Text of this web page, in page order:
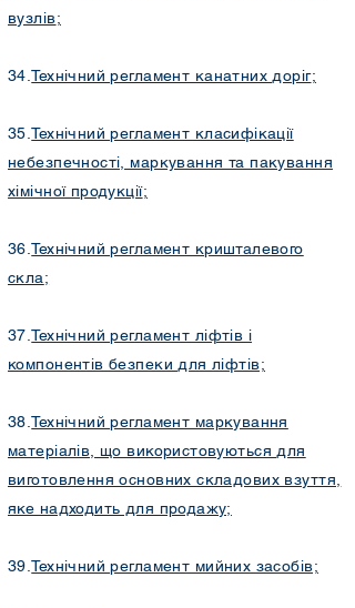
вузлів;
34.Технічний регламент канатних доріг;
35.Технічний регламент класифікації
небезпечності, маркування та пакування
хімічної продукції;
36.Технічний регламент кришталевого
скла;
37.Технічний регламент ліфтів і
компонентів безпеки для ліфтів;
38.Технічний регламент маркування
матеріалів, що використовуються для
виготовлення основних складових взуття,
яке надходить для продажу;
39.Технічний регламент мийних засобів;